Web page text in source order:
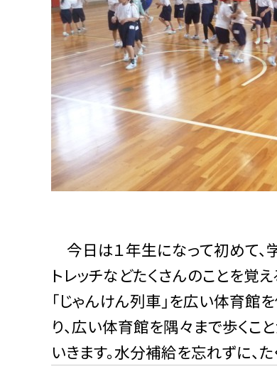
今日は１年生になって初めて、
トレッチなどたくさんのことを覚
「じゃんけん列車」を広い体育館
り、広い体育館を隅々まで歩くこ
いきます。水分補給を忘れずに、